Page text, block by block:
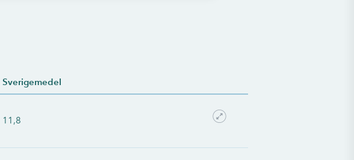
Sverigemedel
11,8